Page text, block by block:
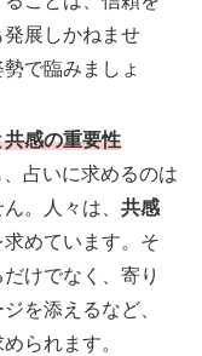
展しかねませ
で臨みましょ
感の重要性
占いに求めるのは
ん。人々は、共感
求めています。そ
けでなく、寄り
を添えるなど、
られます。